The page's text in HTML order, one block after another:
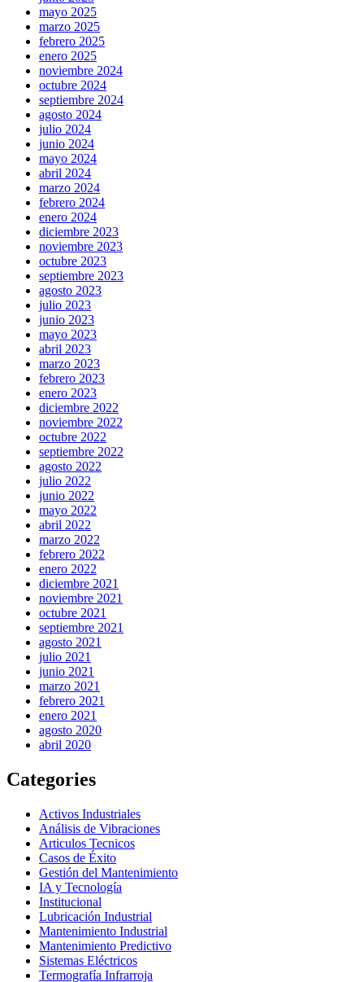
mayo 2025
marzo 2025
febrero 2025
enero 2025
noviembre 2024
octubre 2024
septiembre 2024
agosto 2024
julio 2024
junio 2024
mayo 2024
abril 2024
marzo 2024
febrero 2024
enero 2024
diciembre 2023
noviembre 2023
octubre 2023
septiembre 2023
agosto 2023
julio 2023
junio 2023
mayo 2023
abril 2023
marzo 2023
febrero 2023
enero 2023
diciembre 2022
noviembre 2022
octubre 2022
septiembre 2022
agosto 2022
julio 2022
junio 2022
mayo 2022
abril 2022
marzo 2022
febrero 2022
enero 2022
diciembre 2021
noviembre 2021
octubre 2021
septiembre 2021
agosto 2021
julio 2021
junio 2021
marzo 2021
febrero 2021
enero 2021
agosto 2020
abril 2020
Categories
Activos Industriales
Análisis de Vibraciones
Articulos Tecnicos
Casos de Éxito
Gestión del Mantenimiento
IA y Tecnología
Institucional
Lubricación Industrial
Mantenimiento Industrial
Mantenimiento Predictivo
Sistemas Eléctricos
Termografía Infrarroja